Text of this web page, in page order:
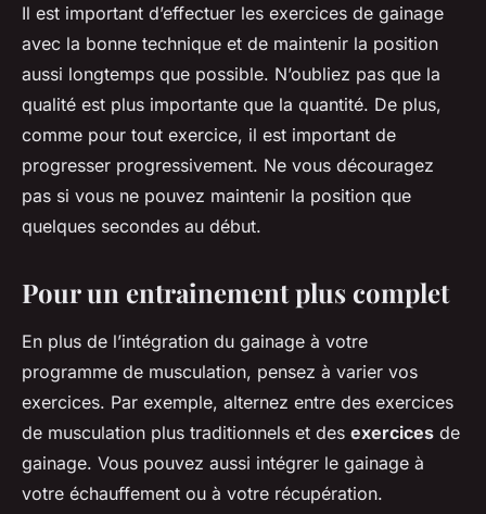
Il est important d’effectuer les exercices de gainage
avec la bonne technique et de maintenir la position
aussi longtemps que possible. N’oubliez pas que la
qualité est plus importante que la quantité. De plus,
comme pour tout exercice, il est important de
progresser progressivement. Ne vous découragez
pas si vous ne pouvez maintenir la position que
quelques secondes au début.
Pour un entrainement plus complet
En plus de l’intégration du gainage à votre
programme de musculation, pensez à varier vos
exercices. Par exemple, alternez entre des exercices
de musculation plus traditionnels et des exercices de
gainage. Vous pouvez aussi intégrer le gainage à
votre échauffement ou à votre récupération.